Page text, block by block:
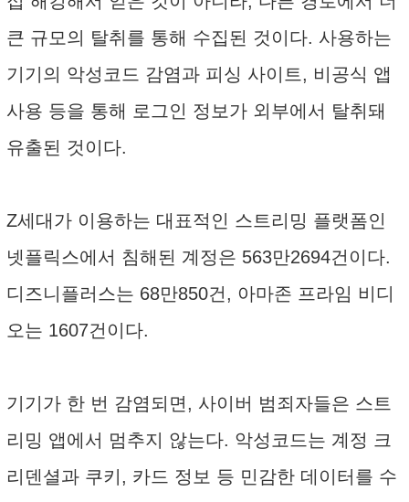
큰 규모의 탈취를 통해 수집된 것이다. 사용하는
기기의 악성코드 감염과 피싱 사이트, 비공식 앱
사용 등을 통해 로그인 정보가 외부에서 탈취돼
유출된 것이다.
Z세대가 이용하는 대표적인 스트리밍 플랫폼인
넷플릭스에서 침해된 계정은 563만2694건이다.
디즈니플러스는 68만850건, 아마존 프라임 비디
오는 1607건이다.
기기가 한 번 감염되면, 사이버 범죄자들은 스트
리밍 앱에서 멈추지 않는다. 악성코드는 계정 크
리덴셜과 쿠키, 카드 정보 등 민감한 데이터를 수